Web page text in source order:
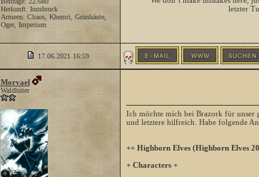
Herkunft: Innsbruck
Armeen: Chaos, Khemri, Grünhäute,
Oger, Imperium
letzter
17.06.2021 16:59
Morvael
Waldhüter
Ich möchte mich bei Brazork für unser
und letztere hilfreich. Habe folgende
++ Highborn Elves (Highborn Elves
+ Characters +